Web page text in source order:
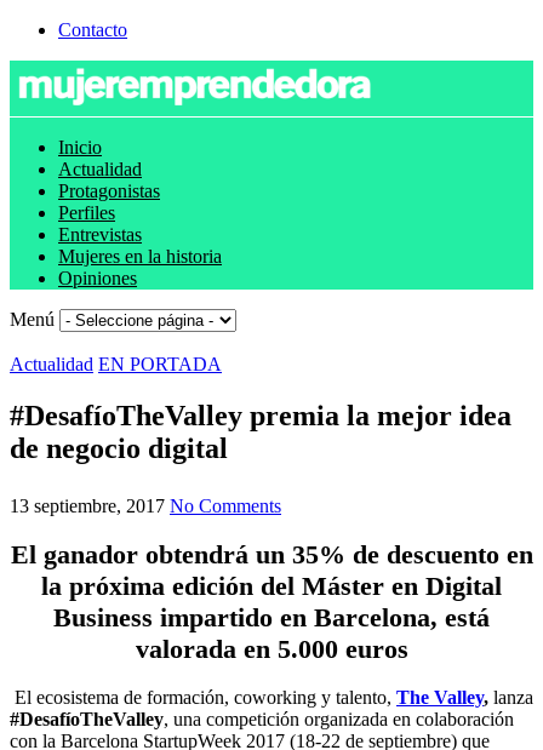
Contacto
Inicio
Actualidad
Protagonistas
Perfiles
Entrevistas
Mujeres en la historia
Opiniones
Menú
Actualidad EN PORTADA
#DesafíoTheValley premia la mejor idea
de negocio digital
13 septiembre, 2017 No Comments
El ganador obtendrá un 35% de descuento en
la próxima edición del Máster en Digital
Business impartido en Barcelona, está
valorada en 5.000 euros
El ecosistema de formación, coworking y talento, The Valley, lanza
#DesafíoTheValley, una competición organizada en colaboración
con la Barcelona StartupWeek 2017 (18-22 de septiembre) que